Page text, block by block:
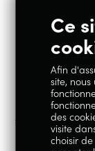
Restons en
Instagram
Ce
Afin
site, nous
des
visite
choisir